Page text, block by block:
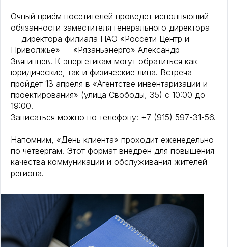
Очный приём посетителей проведет исполняющий
обязанности заместителя генерального директора
— директора филиала ПАО «Россети Центр и
Приволжье» — «Рязаньэнерго» Александр
Звягинцев. К энергетикам могут обратиться как
юридические, так и физические лица. Встреча
пройдет 13 апреля в «Агентстве инвентаризации и
проектирования» (улица Свободы, 35) с 10:00 до
19:00.
Записаться можно по телефону: +7 (915) 597-31-56.
Напомним, «День клиента» проходит еженедельно
по четвергам. Этот формат внедрён для повышения
качества коммуникации и обслуживания жителей
региона.